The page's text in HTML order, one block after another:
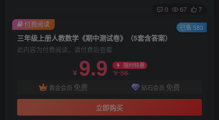
0 67 7
三年级上册人教数学《期中测试卷》（5套含答案）
此内容为付费阅读，请付费后查看
￥ 9.9 限时特惠
￥38
黄金会员 免费 钻石会员 免费
立即购买
付费阅读 已售 583